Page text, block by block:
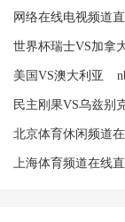
网络在线电视频道
世界杯瑞士VS加拿
美国VS澳大利亚
民主刚果VS乌兹别
北京体育休闲频道
上海体育频道在线